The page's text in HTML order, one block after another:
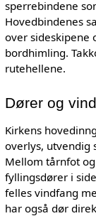
sperrebindene
Hovedbindenes
over sideskipene
bordhimling.
rutehellene.
Dører og
Kirkens
overlys, utvendig
Mellom tårnfot
fyllingsdører i
felles vindfang
har også dør